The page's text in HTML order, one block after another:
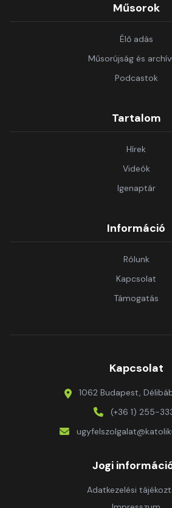
Műsorok
Élő adás
Műsorújság és
Podcastok
Tartalom
Hírek
Videók
Igenaptár
Információ
Rólunk
Kapcsolat
Támogatás
Kapcsolat
1062 Budapest, Délibáb
(+36 1) 255-
Jogi
Adatkezelési